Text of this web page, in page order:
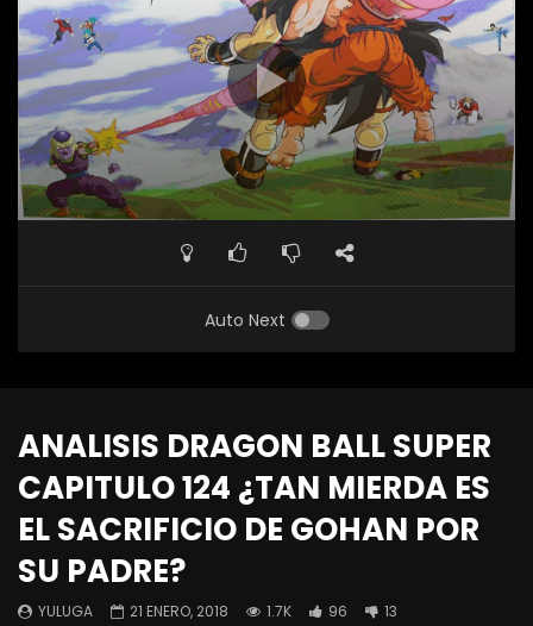
Auto Next
ANALISIS DRAGON BALL SUPER
CAPITULO 124 ¿TAN MIERDA ES
EL SACRIFICIO DE GOHAN POR
SU PADRE?
YULUGA 21 ENERO, 2018 1.7K 96 13